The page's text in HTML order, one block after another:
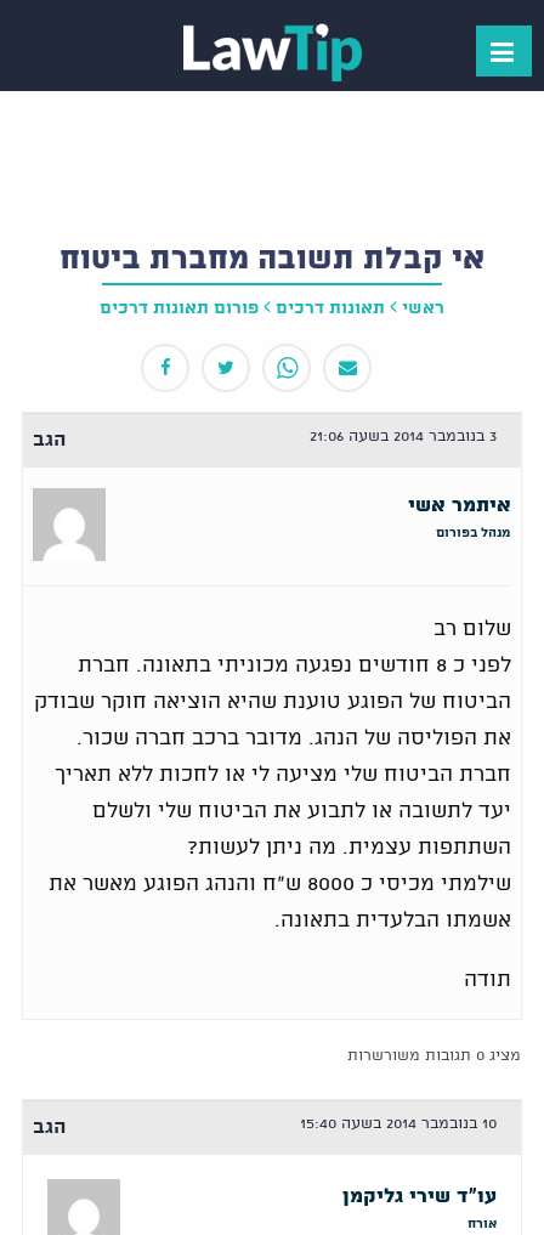
אי קבלת תשובה מחברת ביטוח
ראשי תאונות דרכים פורום תאונות דרכים
3 בנובמבר 2014 בשעה 21:06 הגב
איתמר אשי
מנהל בפורום
שלום רב
לפני כ 8 חודשים נפגעה מכוניתי בתאונה. חברת
הביטוח של הפוגע טוענת שהיא הוציאה חוקר שבודק
את הפוליסה של הנהג. מדובר ברכב חברה שכור.
חברת הביטוח שלי מציעה לי או לחכות ללא תאריך
יעד לתשובה או לתבוע את הביטוח שלי ולשלם
השתתפות עצמית. מה ניתן לעשות?
שילמתי מכיסי כ 8000 ש"ח והנהג הפוגע מאשר את
אשמתו הבלעדית בתאונה.
תודה
מציג 0 תגובות משורשרות
10 בנובמבר 2014 בשעה 15:40 הגב
עו"ד שירי גליקמן
אורח